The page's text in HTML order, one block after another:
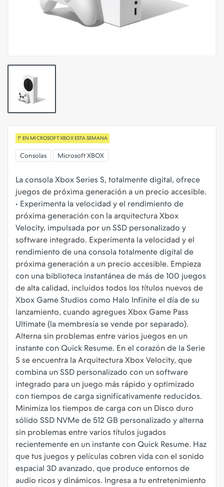
1° EN MICROSOFT XBOX ESTA SEMANA
Consolas Microsoft XBOX
La consola Xbox Series S, totalmente digital, ofrece
juegos de próxima generación a un precio accesible.
• Experimenta la velocidad y el rendimiento de
próxima generación con la arquitectura Xbox
Velocity, impulsada por un SSD personalizado y
software integrado. Experimenta la velocidad y el
rendimiento de una consola totalmente digital de
próxima generación a un precio accesible. Empieza
con una biblioteca instantánea de más de 100 juegos
de alta calidad, incluidos todos los títulos nuevos de
Xbox Game Studios como Halo Infinite el día de su
lanzamiento, cuando agregues Xbox Game Pass
Ultimate (la membresía se vende por separado).
Alterna sin problemas entre varios juegos en un
instante con Quick Resume. En el corazón de la Serie
S se encuentra la Arquitectura Xbox Velocity, que
combina un SSD personalizado con un software
integrado para un juego más rápido y optimizado
con tiempos de carga significativamente reducidos.
Minimiza los tiempos de carga con un Disco duro
sólido SSD NVMe de 512 GB personalizado y alterna
sin problemas entre varios títulos jugados
recientemente en un instante con Quick Resume. Haz
que tus juegos y películas cobren vida con el sonido
espacial 3D avanzado, que produce entornos de
audio ricos y dinámicos. Ingresa a tu entretenimiento